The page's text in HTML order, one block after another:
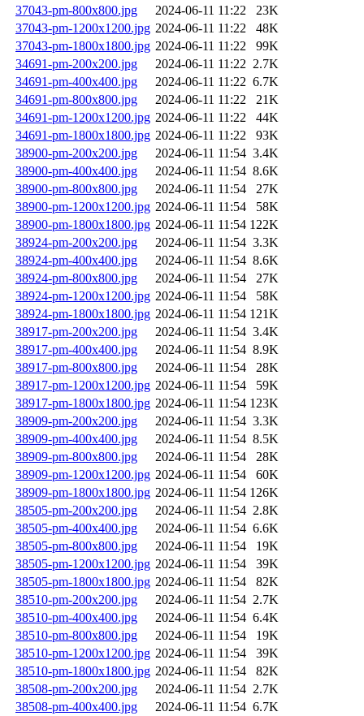
37043-pm-800x800.jpg
2024-06-11 11:22
23K
37043-pm-1200x1200.jpg 2024-06-11 11:22
48K
37043-pm-1800x1800.jpg 2024-06-11 11:22
99K
34691-pm-200x200.jpg
2024-06-11 11:22 2.7K
34691-pm-400x400.jpg
2024-06-11 11:22 6.7K
34691-pm-800x800.jpg
2024-06-11 11:22
21K
34691-pm-1200x1200.jpg 2024-06-11 11:22
44K
34691-pm-1800x1800.jpg 2024-06-11 11:22
93K
38900-pm-200x200.jpg
2024-06-11 11:54 3.4K
38900-pm-400x400.jpg
2024-06-11 11:54 8.6K
38900-pm-800x800.jpg
2024-06-11 11:54
27K
38900-pm-1200x1200.jpg 2024-06-11 11:54
58K
38900-pm-1800x1800.jpg 2024-06-11 11:54 122K
38924-pm-200x200.jpg
2024-06-11 11:54 3.3K
38924-pm-400x400.jpg
2024-06-11 11:54 8.6K
38924-pm-800x800.jpg
2024-06-11 11:54
27K
38924-pm-1200x1200.jpg 2024-06-11 11:54
58K
38924-pm-1800x1800.jpg 2024-06-11 11:54 121K
38917-pm-200x200.jpg
2024-06-11 11:54 3.4K
38917-pm-400x400.jpg
2024-06-11 11:54 8.9K
38917-pm-800x800.jpg
2024-06-11 11:54
28K
38917-pm-1200x1200.jpg 2024-06-11 11:54
59K
38917-pm-1800x1800.jpg 2024-06-11 11:54 123K
38909-pm-200x200.jpg
2024-06-11 11:54 3.3K
38909-pm-400x400.jpg
2024-06-11 11:54 8.5K
38909-pm-800x800.jpg
2024-06-11 11:54
28K
38909-pm-1200x1200.jpg 2024-06-11 11:54
60K
38909-pm-1800x1800.jpg 2024-06-11 11:54 126K
38505-pm-200x200.jpg
2024-06-11 11:54 2.8K
38505-pm-400x400.jpg
2024-06-11 11:54 6.6K
38505-pm-800x800.jpg
2024-06-11 11:54
19K
38505-pm-1200x1200.jpg 2024-06-11 11:54
39K
38505-pm-1800x1800.jpg 2024-06-11 11:54
82K
38510-pm-200x200.jpg
2024-06-11 11:54 2.7K
38510-pm-400x400.jpg
2024-06-11 11:54 6.4K
38510-pm-800x800.jpg
2024-06-11 11:54
19K
38510-pm-1200x1200.jpg 2024-06-11 11:54
39K
38510-pm-1800x1800.jpg 2024-06-11 11:54
82K
38508-pm-200x200.jpg
2024-06-11 11:54 2.7K
38508-pm-400x400.jpg
2024-06-11 11:54 6.7K